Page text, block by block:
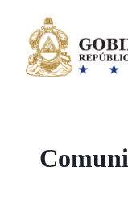
contenido